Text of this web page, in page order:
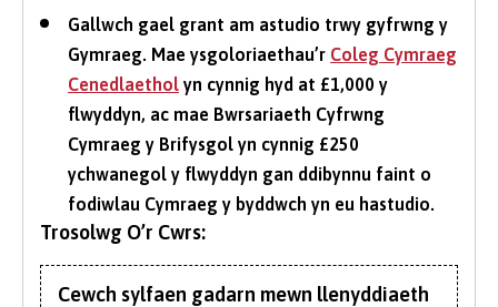
Gallwch gael grant am astudio trwy gyfrwng y
Gymraeg. Mae ysgoloriaethau’r Coleg Cymraeg
Cenedlaethol yn cynnig hyd at £1,000 y
flwyddyn, ac mae Bwrsariaeth Cyfrwng
Cymraeg y Brifysgol yn cynnig £250
ychwanegol y flwyddyn gan ddibynnu faint o
fodiwlau Cymraeg y byddwch yn eu hastudio.
Trosolwg O’r Cwrs:
Cewch sylfaen gadarn mewn llenyddiaeth